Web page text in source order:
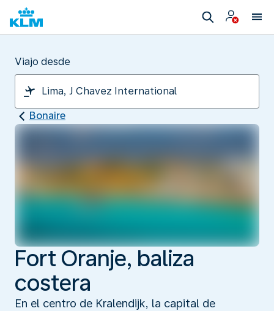
Viajo desde
Bonaire
Fort Oranje, baliza
costera
En el centro de Kralendijk, la capital de